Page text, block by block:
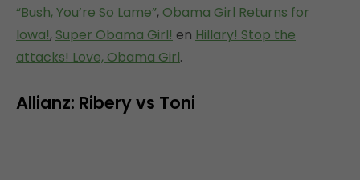
“Bush, You’re So Lame”, Obama Girl Returns for
Iowa!, Super Obama Girl! en Hillary! Stop the
attacks! Love, Obama Girl.
Allianz: Ribery vs Toni